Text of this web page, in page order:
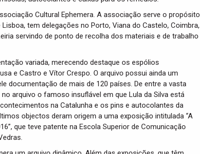
Cultural Ephemera. A associação serve o propósito
tem delegações no Porto, Viana do Castelo, Coimbra,
servindo de ponto de recolha dos materiais e de trabalho
variada, merecendo destaque os espólios
e Castro e Vítor Crespo. O arquivo possui ainda um
documentação de mais de 120 países. De entre a vasta
arquivo o famoso insuflável em que Lula da Silva está
na Catalunha e os pins e autocolantes da
objectos deram origem a uma exposição intitulada “A
que teve patente na Escola Superior de Comunicação